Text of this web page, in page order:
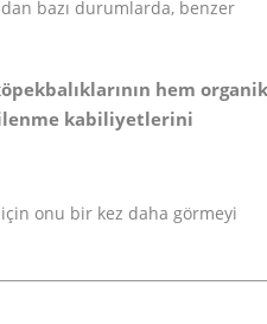
bazı durumlarda, benzer
hem
kabiliyetlerini
için onu bir kez daha görmeyi